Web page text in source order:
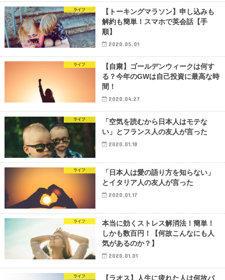
ライフ
【トーキングマラソン】申し込みも
解約も簡単！スマホで英会話【手
順】
2020.05.01
ライフ
【自粛】ゴールデンウィークは何す
る？今年のGWは自己投資に最高な時
間！
2020.04.27
ライフ
「空気を読むから日本人はモテな
い」とフランス人の友人が言った
2020.01.18
ライフ
「日本人は愛の語り方を知らない」
とイタリア人の友人が言った
2020.01.17
ライフ
本当に効くストレス解消法！簡単！
しかも数百円！【何故こんなにも人
気があるのか？】
2020.01.01
ライフ
【ラオス】人生に疲れた人は何故バ